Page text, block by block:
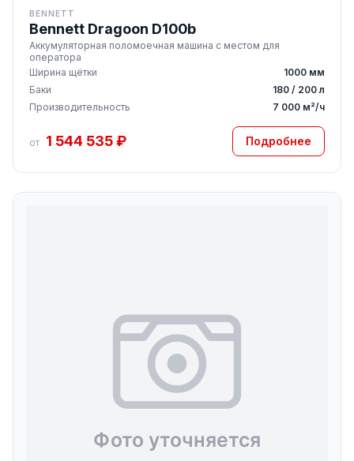
BENNETT
Bennett Dragoon D100b
Аккумуляторная поломоечная машина с местом для
оператора
Ширина щётки
1000 мм
Баки
180 / 200 л
Производительность
7 000 м²/ч
от 1 544 535 ₽ Подробнее